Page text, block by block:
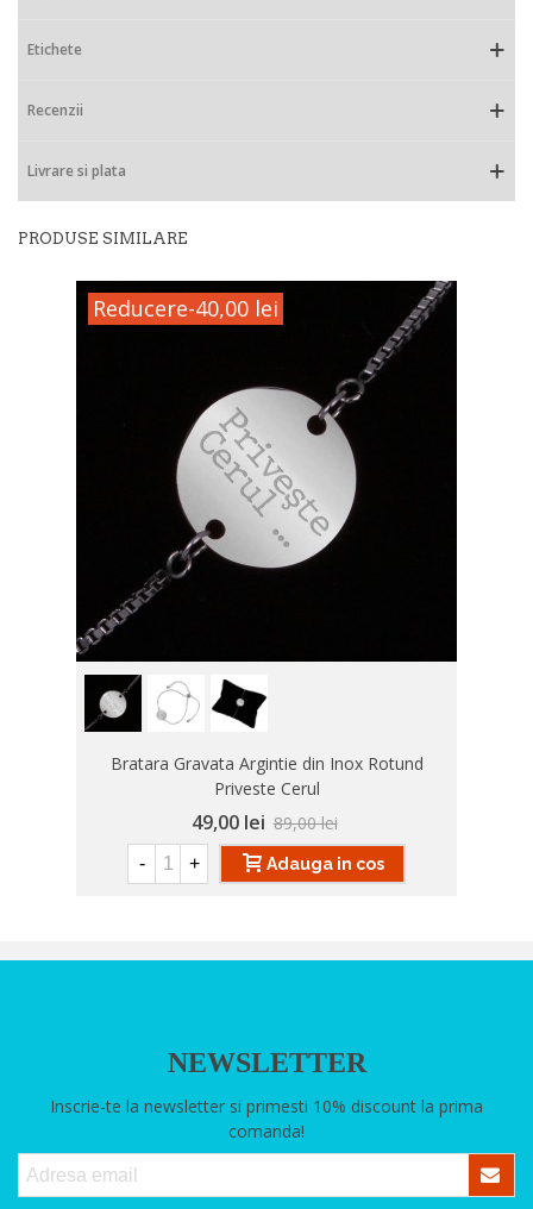
Etichete
Recenzii
Livrare si plata
PRODUSE SIMILARE
Reducere-40,00 lei
Bratara Gravata Argintie din Inox Rotund
Priveste Cerul
49,00 lei 89,00 lei
- + Adauga in cos
NEWSLETTER
Inscrie-te la newsletter si primesti 10% discount la prima
comanda!